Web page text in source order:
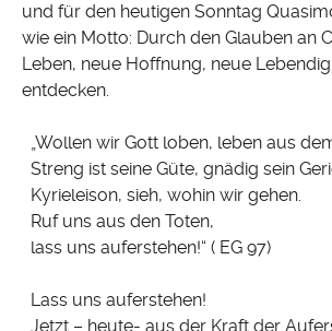
und für den heutigen Sonntag
wie ein Motto: Durch den Glauben an
Leben, neue Hoffnung, neue
entdecken.
„Wollen wir Gott loben, leben aus
Streng ist seine Güte, gnädig sein
Kyrieleison, sieh, wohin wir gehen.
Ruf uns aus den Toten,
lass uns auferstehen!“ ( EG 97)
Lass uns auferstehen!
Jetzt – heute- aus der Kraft der